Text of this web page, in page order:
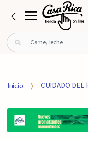
B
u
r
o
Inicio CUIDADO DEL